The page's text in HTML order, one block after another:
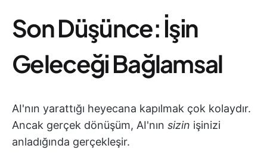
Son Düşünce: İşin
Geleceği Bağlamsal
AI'nın yarattığı heyecana kapılmak çok kolaydır.
Ancak gerçek dönüşüm, AI'nın sizin işinizi
anladığında gerçekleşir.